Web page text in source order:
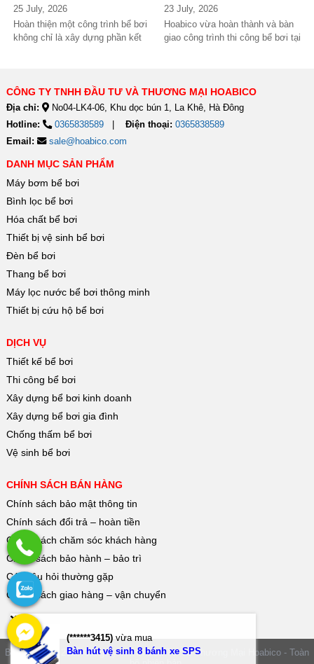
Phòng
25 July, 2026
Hoàn thiện một công trình bể bơi
không chỉ là xây dựng phần kết
Ninh Bình
23 July, 2026
Hoabico vừa hoàn thành và bàn
giao công trình thi công bể bơi tại
CÔNG TY TNHH ĐẦU TƯ VÀ THƯƠNG MẠI HOABICO
Địa chỉ:
No04-LK4-06, Khu dọc bún 1, La Khê, Hà Đông
Hotline:
0365838589 Điện thoại: 0365838589
Email:
sale@hoabico.com
DANH MỤC SẢN PHẨM
Máy bơm bể bơi
Bình lọc bể bơi
Hóa chất bể bơi
Thiết bị vệ sinh bể bơi
Đèn bể bơi
Thang bể bơi
Máy lọc nước bể bơi thông minh
Thiết bị cứu hộ bể bơi
DỊCH VỤ
Thiết kế bể bơi
Thi công bể bơi
Xây dựng bể bơi kinh doanh
Xây dựng bể bơi gia đình
Chống thấm bể bơi
Vệ sinh bể bơi
CHÍNH SÁCH BÁN HÀNG
Chính sách bảo mật thông tin
Chính sách đổi trả – hoàn tiền
Chính sách chăm sóc khách hàng
Chính sách bảo hành – bảo trì
Các câu hỏi thường gặp
Chính sách giao hàng – vận chuyển
Bản quyền © 2026 Công Ty TNHH Đầu Tư Và Thương Mại Hoabico - Toàn
(******3415) vừa mua
Bàn hút vệ sinh 8 bánh xe SPS